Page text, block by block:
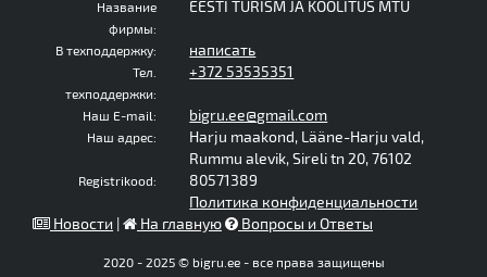
Название
фирмы:
EESTI TURISM JA KOOLITUS MTÜ
В техподдержку: написать
Тел.
техподдержки:
+372 53535351
Наш E-mail: bigru.ee@gmail.com
Наш адрес:
Harju maakond, Lääne-Harju vald,
Rummu alevik, Sireli tn 20, 76102
Registrikood:
80571389
Политика конфиденциальности
Новости | На главную Вопросы и Ответы
2020 - 2025 © bigru.ee - все права защищены